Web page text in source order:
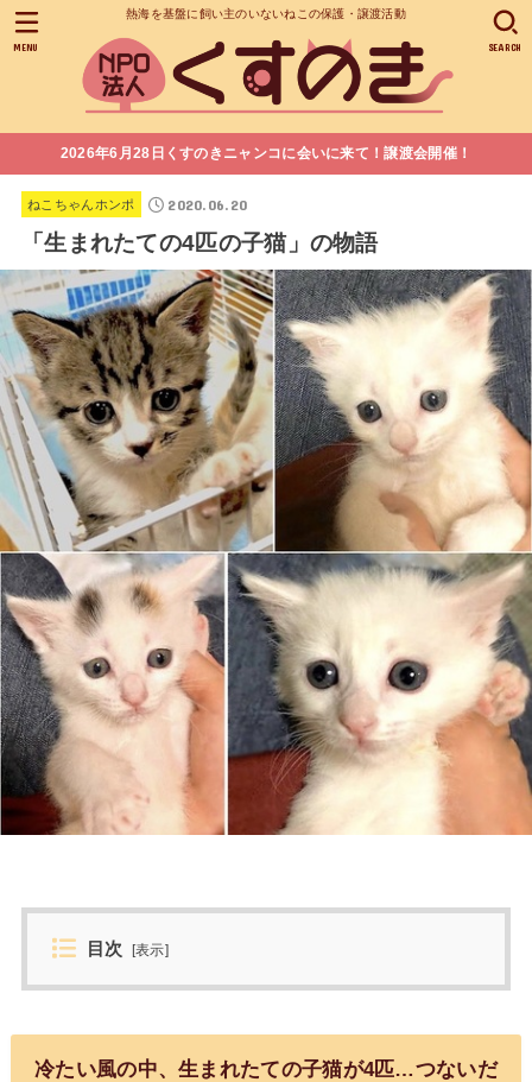
熱海を基盤に飼い主のいないねこの保護・譲渡活動
SEARCH
MENU
2026年6月28日くすのきニャンコに会いに来て！譲渡会開催！
ねこちゃんホンポ 2020.06.20
「生まれたての4匹の子猫」の物語
目次 [表示]
冷たい風の中、生まれたての子猫が4匹…つないだ